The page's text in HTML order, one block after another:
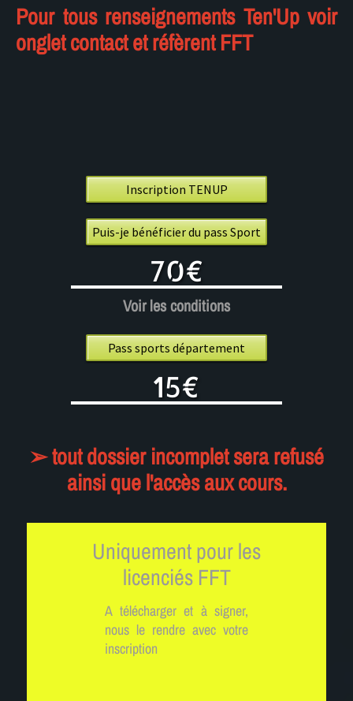
Pour tous renseignements Ten'Up voir
onglet contact et réfèrent FFT
Inscription TENUP
Puis-je bénéficier du pass Sport
70€
Voir les conditions
Pass sports département
15€
➢ tout dossier incomplet sera refusé
ainsi que l'accès aux cours.
Uniquement pour les
licenciés FFT
A télécharger et à signer,
nous le rendre avec votre
inscription